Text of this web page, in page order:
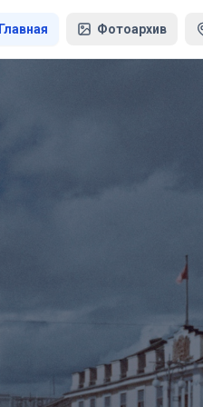
Главная Фотоархив